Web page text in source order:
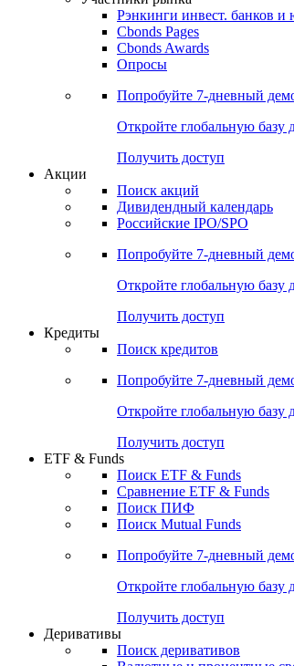
Рэнкинги инвест. банков и
Cbonds Pages
Cbonds Awards
Опросы
Попробуйте 7-дневный
Откройте глобальную базу
Получить доступ
Акции
Поиск акций
Дивидендный календарь
Российские IPO/SPO
Попробуйте 7-дневный
Откройте глобальную базу
Получить доступ
Кредиты
Поиск кредитов
Попробуйте 7-дневный
Откройте глобальную базу
Получить доступ
ETF & Funds
Поиск ETF & Funds
Сравнение ETF & Funds
Поиск ПИФ
Поиск Mutual Funds
Попробуйте 7-дневный
Откройте глобальную базу
Получить доступ
Деривативы
Поиск деривативов